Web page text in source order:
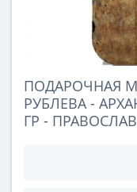
ПОДАРОЧНАЯ
РУБЛЕВА -
ГР -